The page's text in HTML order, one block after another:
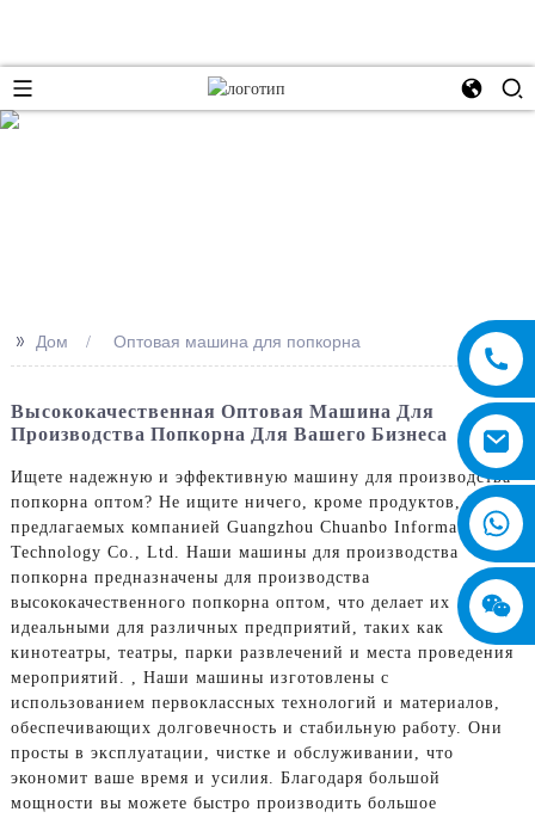
>> Дом Оптовая машина для попкорна
Высококачественная Оптовая Машина Для
Производства Попкорна Для Вашего Бизнеса
Ищете надежную и эффективную машину для производства
попкорна оптом? Не ищите ничего, кроме продуктов,
предлагаемых компанией Guangzhou Chuanbo Information
Technology Co., Ltd. Наши машины для производства
попкорна предназначены для производства
высококачественного попкорна оптом, что делает их
идеальными для различных предприятий, таких как
кинотеатры, театры, парки развлечений и места проведения
мероприятий. , Наши машины изготовлены с
использованием первоклассных технологий и материалов,
обеспечивающих долговечность и стабильную работу. Они
просты в эксплуатации, чистке и обслуживании, что
экономит ваше время и усилия. Благодаря большой
мощности вы можете быстро производить большое